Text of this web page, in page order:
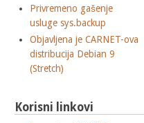
Privremeno gašenje
usluge sys.backup
Objavljena je CARNET-ova
distribucija Debian 9
(Stretch)
Korisni linkovi